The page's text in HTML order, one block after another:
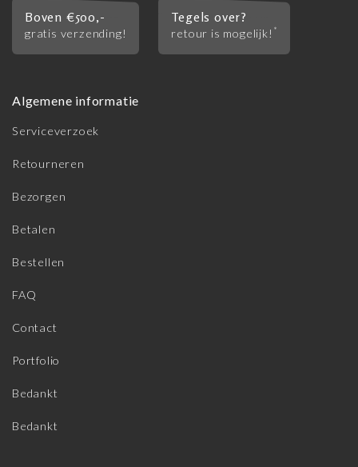
Boven €500,-
gratis verzending!
Tegels over?
retour is mogelijk! *
Algemene informatie
Serviceverzoek
Retourneren
Bezorgen
Betalen
Bestellen
FAQ
Contact
Portfolio
Bedankt
Bedankt